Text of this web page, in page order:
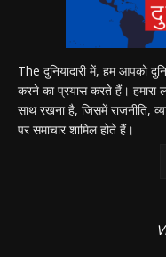
The दुनियादारी में, हम आपको
करने का प्रयास करते हैं। हमारा
साथ रखना है, जिसमें राजनीति,
पर समाचार शामिल होते हैं।